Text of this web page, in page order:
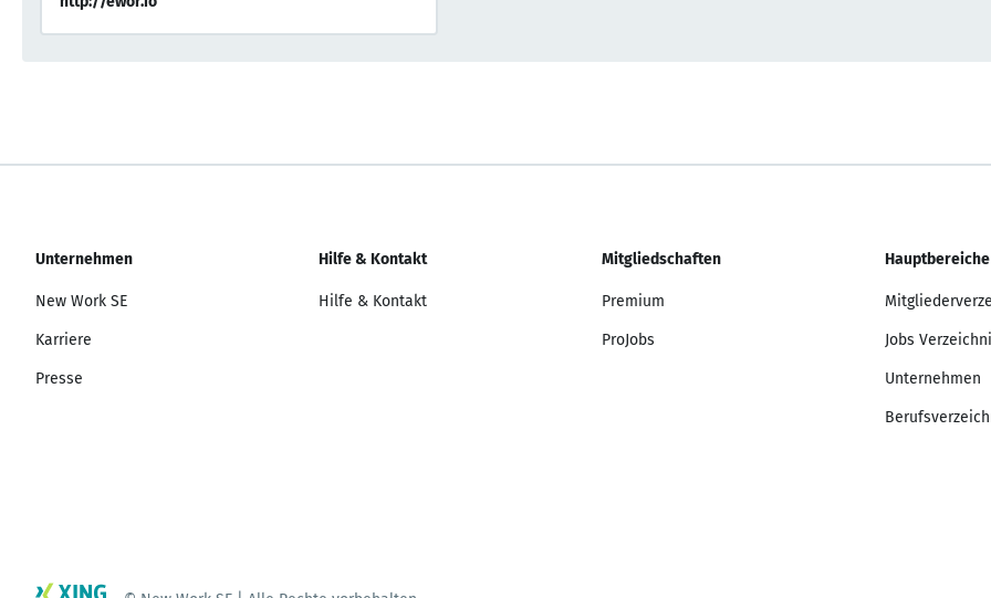
Unternehmen
New Work SE
Karriere
Presse
Hilfe & Kontakt
Hilfe & Kontakt
Mitgliedschaften
Premium
ProJobs
Hauptbereiche
Jobs
Unternehmen